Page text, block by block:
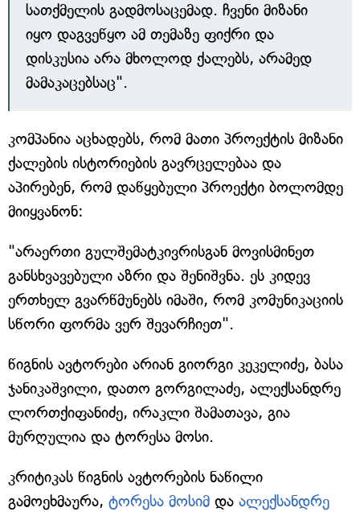
სათქმელის გადმოსაცემად. ჩვენი მიზანი
იყო დაგვეწყო ამ თემაზე ფიქრი და
დისკუსია არა მხოლოდ ქალებს, არამედ
მამაკაცებსაც".
კომპანია აცხადებს, რომ მათი პროექტის მიზანი
ქალების ისტორიების გავრცელებაა და
აპირებენ, რომ დაწყებული პროექტი ბოლომდე
მიიყვანონ:
"არაერთი გულშემატკივრისგან მოვისმინეთ
განსხვავებული აზრი და შენიშვნა. ეს კიდევ
ერთხელ გვარწმუნებს იმაში, რომ კომუნიკაციის
სწორი ფორმა ვერ შევარჩიეთ".
წიგნის ავტორები არიან გიორგი კეკელიძე, ბასა
ჯანიკაშვილი, დათო გორგილაძე, ალექსანდრე
ლორთქიფანიძე, ირაკლი შამათავა, გია
მურღულია და ტორესა მოსი.
კრიტიკას წიგნის ავტორების ნაწილი
გამოეხმაურა, ტორესა მოსიმ და ალექსანდრე